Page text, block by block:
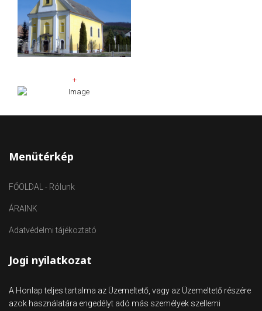
+
Menütérkép
FŐOLDAL - Rólunk
ÁRAINK
Adatvédelmi tájékoztató
Jogi nyilatkozat
A Honlap teljes tartalma az Üzemeltető, vagy az Üzemeltető részére
azok használatára engedélyt adó más személyek szellemi